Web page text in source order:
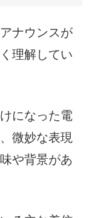
ナウンスが
理解してい
になった電
微妙な表現
や背景があ